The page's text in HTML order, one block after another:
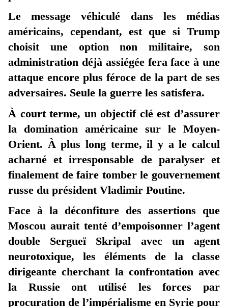
Le message véhiculé dans les médias
américains, cependant, est que si Trump
choisit une option non militaire, son
administration déjà assiégée fera face à une
attaque encore plus féroce de la part de ses
adversaires. Seule la guerre les satisfera.
À court terme, un objectif clé est d’assurer
la domination américaine sur le Moyen-
Orient. À plus long terme, il y a le calcul
acharné et irresponsable de paralyser et
finalement de faire tomber le gouvernement
russe du président Vladimir Poutine.
Face à la déconfiture des assertions que
Moscou aurait tenté d’empoisonner l’agent
double Sergueï Skripal avec un agent
neurotoxique, les éléments de la classe
dirigeante cherchant la confrontation avec
la Russie ont utilisé les forces par
procuration de l’impérialisme en Syrie pour